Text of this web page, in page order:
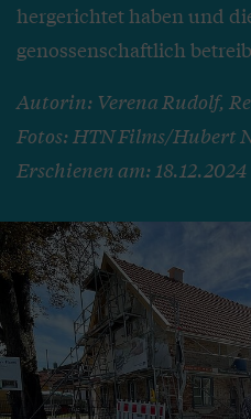
hergerichtet haben und
genossenschaftlich
Autorin: Verena Rudolf,
Fotos: HTN Films/Hubert
Erschienen am: 18.12.2024